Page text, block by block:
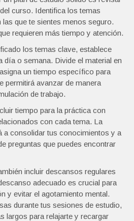
curso. Identifica los temas
que te sientes menos seguro.
requieren más tiempo y atención.
los temas clave, establece
día o semana. Divide el material en
un tiempo específico para
permitirá avanzar de manera
de trabajo.
tiempo para la práctica con
con cada tema. La
a consolidar tus conocimientos y a
preguntas que puedes encontrar
incluir descansos regulares
adecuado es crucial para
y evitar el agotamiento mental.
durante tus sesiones de estudio,
largos para relajarte y recargar